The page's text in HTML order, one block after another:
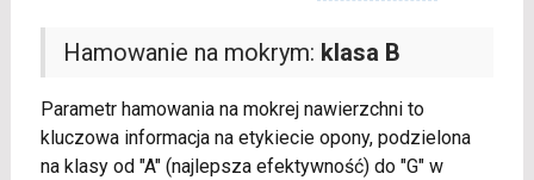
Hamowanie na mokrym: klasa B
Parametr hamowania na mokrej nawierzchni to
kluczowa informacja na etykiecie opony, podzielona
na klasy od "A" (najlepsza efektywność) do "G" w